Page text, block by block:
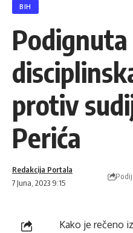
BIH
Podignuta
protiv
Perića
7 Juna, 2023 9:15
Redakcija Portala
Kako je rečeno